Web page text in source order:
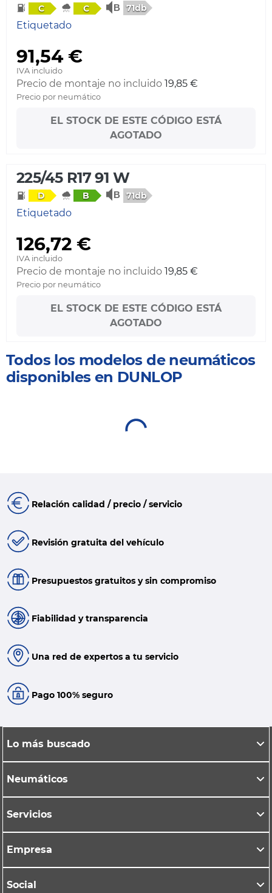
C C 71db
Etiquetado
91,54 €
IVA incluido
Precio de montaje no incluido 19,85 €
Precio por neumático
EL STOCK DE ESTE CÓDIGO ESTÁ
AGOTADO
225/45 R17 91 W
D B 71db
Etiquetado
126,72 €
IVA incluido
Precio de montaje no incluido 19,85 €
Precio por neumático
EL STOCK DE ESTE CÓDIGO ESTÁ
AGOTADO
Todos los modelos de neumáticos
disponibles en DUNLOP
Relación calidad / precio / servicio
Revisión gratuita del vehículo
Presupuestos gratuitos y sin compromiso
Fiabilidad y transparencia
Una red de expertos a tu servicio
Pago 100% seguro
Lo más buscado
Neumáticos
Servicios
Empresa
Social